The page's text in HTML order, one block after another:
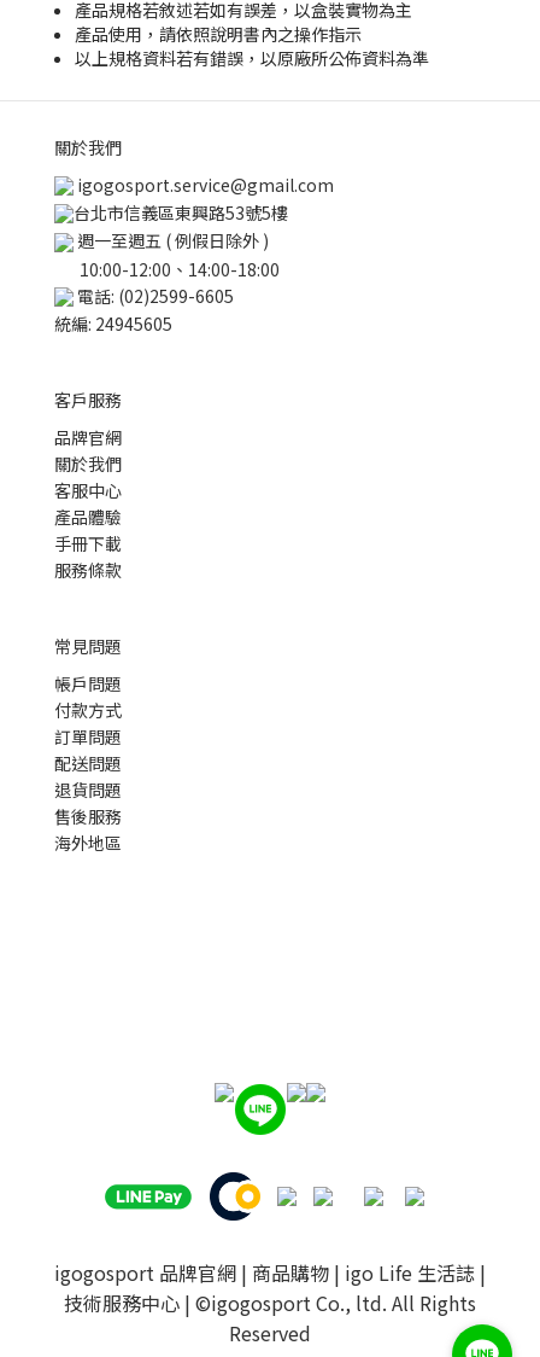
產品規格若敘述若如有誤差，以盒裝實物為主
產品使用，請依照說明書內之操作指示
以上規格資料若有錯誤，以原廠所公佈資料為準
關於我們
igogosport.service@gmail.com
台北市信義區東興路53號5樓
週一至週五 ( 例假日除外 )
10:00-12:00、14:00-18:00
電話: (02)2599-6605
統編: 24945605
客戶服務
品牌官網
關於我們
客服中心
產品體驗
手冊下載
服務條款
常見問題
帳戶問題
付款方式
訂單問題
配送問題
退貨問題
售後服務
海外地區
igogosport 品牌官網 | 商品購物 | igo Life 生活誌 |
技術服務中心 | ©igogosport Co., ltd. All Rights
Reserved